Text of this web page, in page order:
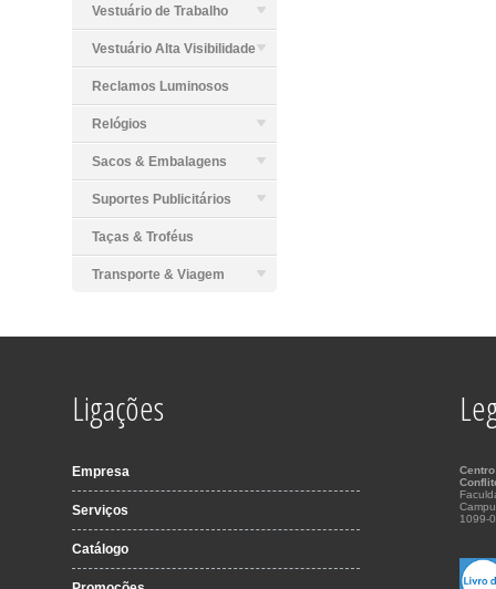
Vestuário de Trabalho
Vestuário Alta Visibilidade
Reclamos Luminosos
Relógios
Sacos & Embalagens
Suportes Publicitários
Taças & Troféus
Transporte & Viagem
Ligações
Empresa
Serviços
Catálogo
1099-